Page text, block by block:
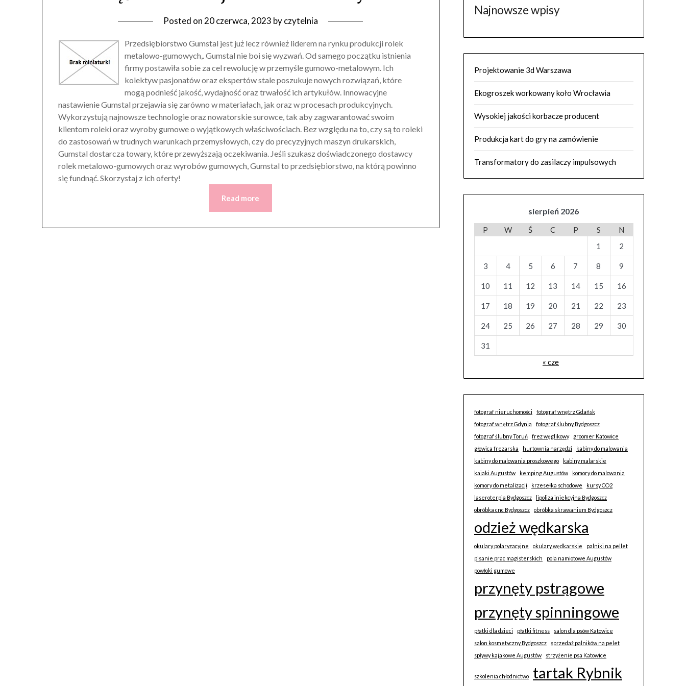
Posted on 20 czerwca, 2023 byczytelnia
Przedsiębiorstwo Gumstal jest już lecz również liderem na rynku produkcji rolek
metalowo-gumowych,. Gumstal nie boi się wyzwań. Od samego początku istnienia
firmy postawiła sobie za cel rewolucję w przemyśle gumowo-metalowym. Ich
kolektyw pasjonatów oraz ekspertów stale poszukuje nowych rozwiązań, które
mogą podnieść jakość, wydajność oraz trwałość ich artykułów. Innowacyjne
nastawienie Gumstal przejawia się zarówno w materiałach, jak oraz w procesach produkcyjnych.
Wykorzystują najnowsze technologie oraz nowatorskie surowce, tak aby zagwarantować swoim
klientom roleki oraz wyroby gumowe o wyjątkowych właściwościach. Bez względu na to, czy są to roleki
do zastosowań w trudnych warunkach przemysłowych, czy do precyzyjnych maszyn drukarskich,
Gumstal dostarcza towary, które przewyższają oczekiwania. Jeśli szukasz doświadczonego dostawcy
rolek metalowo-gumowych oraz wyrobów gumowych, Gumstal to przedsiębiorstwo, na którą powinno
się fundnąć. Skorzystaj z ich oferty!
Read more
Najnowsze wpisy
Projektowanie 3d Warszawa
Ekogroszek workowany koło Wrocławia
Wysokiej jakości korbacze producent
Produkcja kart do gry na zamówienie
Transformatory do zasilaczy impulsowych
sierpień 2026
P W Ś C P S
N
1
2
3 4 5 6 7 8 9
10 11 12 13 14 15 16
17 18 19 20 21 22 23
24 25 26 27 28 29 30
31
« cze
fotograf nieruchomości
fotograf wnętrz Gdańsk
fotograf wnętrz Gdynia
fotograf ślubny Bydgoszcz
fotograf ślubny Toruń
frez węglikowy
groomer Katowice
głowica frezarska
hurtownia narzędzi
kabiny do malowania
kabiny do malowania proszkowego
kabiny malarskie
kajaki Augustów
kemping Augustów
komory do malowania
komory do metalizacji
krzesełka schodowe
kursy CO2
laseroterpia Bydgoszcz
lipoliza iniekcyjna Bydgoszcz
obróbka cnc Bydgoszcz
obróbka skrawaniem Bydgoszcz
odzież wędkarska
okulary polaryzacyjne okulary wędkarskie
palniki na pellet
pisanie prac magisterskich
pola namiotowe Augustów
powłoki gumowe
przynęty pstrągowe
przynęty spinningowe
płatki dla dzieci płatki fitness
salon dla psów Katowice
salon kosmetyczny Bydgoszcz
sprzedaż palników na pelet
spływy kajakowe Augustów
strzyżenie psa Katowice
szkolenia chłodnictwo tartak Rybnik